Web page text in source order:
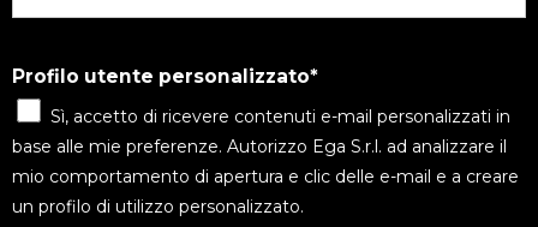
Profilo utente personalizzato
Sì, accetto di ricevere contenuti e-mail personalizzati in
base alle mie preferenze. Autorizzo Ega S.r.l. ad analizzare il
mio comportamento di apertura e clic delle e-mail e a creare
un profilo di utilizzo personalizzato.